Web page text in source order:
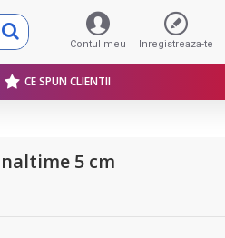
Contul meu Inregistreaza-te
CE SPUN CLIENTII
5 cm